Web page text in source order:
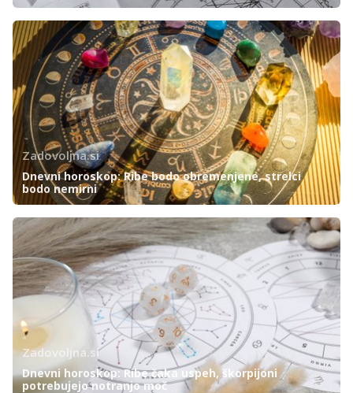
Zadovoljna.si
Dnevni horoskop: Ribe bodo obremenjene, strelci
bodo nemirni
Zadovoljna.si
Dnevni horoskop: Ribe čaka uspeh, škorpijoni
potrebujejo notranjo moč